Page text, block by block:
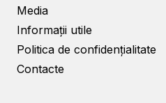
Media
Informații utile
Politica de confidențialitate
Contacte